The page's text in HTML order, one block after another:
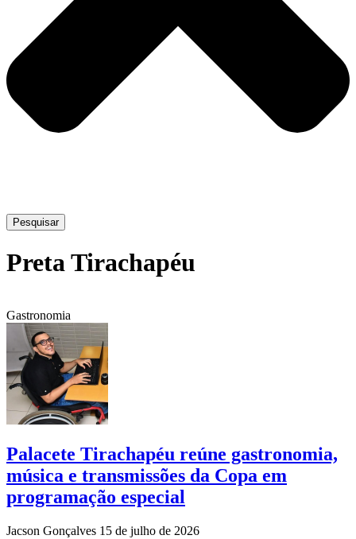
Pesquisar
Preta Tirachapéu
Gastronomia
Palacete Tirachapéu reúne gastronomia,
música e transmissões da Copa em
programação especial
Jacson Gonçalves 15 de julho de 2026